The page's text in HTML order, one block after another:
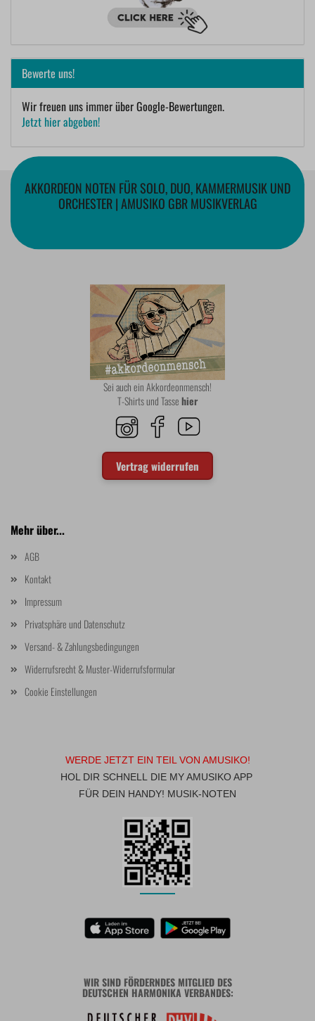
Bewerte uns!
Wir freuen uns immer über Google-Bewertungen.
Jetzt hier abgeben!
AKKORDEON NOTEN FÜR SOLO, DUO, KAMMERMUSIK UND
ORCHESTER | AMUSIKO GBR MUSIKVERLAG
Sei auch ein Akkordeonmensch!
T-Shirts und Tassehier
Vertrag widerrufen
Mehr über...
AGB
Kontakt
Impressum
Privatsphäre und Datenschutz
Versand- & Zahlungsbedingungen
Widerrufsrecht & Muster-Widerrufsformular
Cookie Einstellungen
WERDE JETZT EIN TEIL VON AMUSIKO!
HOL DIR SCHNELL DIE MY AMUSIKO APP
FÜR DEIN HANDY! MUSIK-NOTEN
WIR SIND FÖRDERNDES MITGLIED DES
DEUTSCHEN HARMONIKA VERBANDES: